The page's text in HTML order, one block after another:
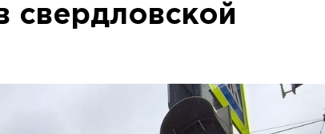
свердловской